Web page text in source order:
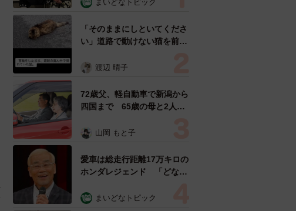
まいどなトピック
「そのままにしといてくださ
い」道路で動けない猫を前に
ようとした4日間 「命の重
表の訴え
渡辺 晴子
72歳父、軽自動車で新潟から
四国まで 65歳の母と2人で
憩まで分刻み… 「大学生で
山岡 もと子
愛車は総走行距離17万キロの
ホンダレジェンド 「どなた
所漫才師が譲渡の意向
まいどなトピック